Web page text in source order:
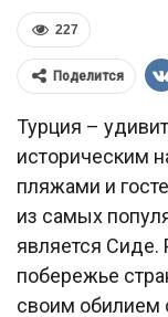
227
Поделится
Турция –
историческим
пляжами и
из самых
является
побережье
своим обилием